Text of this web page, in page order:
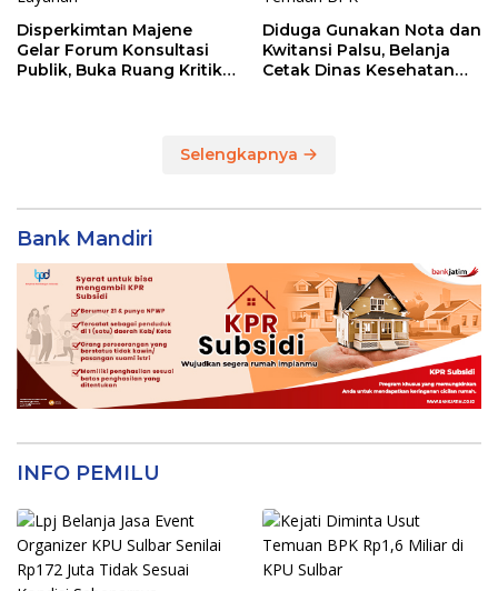
Disperkimtan Majene
Gelar Forum Konsultasi
Publik, Buka Ruang Kritik
Diduga Gunakan Nota dan
Kwitansi Palsu, Belanja
Cetak Dinas Kesehatan
Selengkapnya
Bank Mandiri
INFO PEMILU